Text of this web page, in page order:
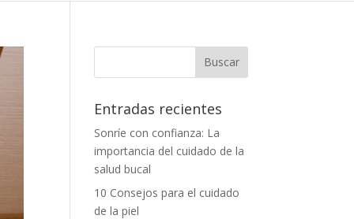
Entradas recientes
Sonríe con confianza: La
importancia del cuidado de la
salud bucal
10 Consejos para el cuidado
de la piel